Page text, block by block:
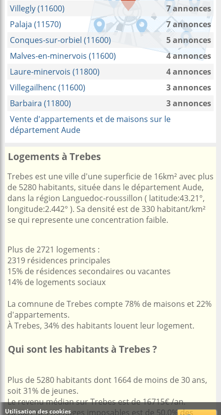
Villegly (11600)
7 annonces
Palaja (11570)
7 annonces
Conques-sur-orbiel (11600)
5 annonces
Malves-en-minervois (11600)
4 annonces
Laure-minervois (11800)
4 annonces
Villegailhenc (11600)
3 annonces
Barbaira (11800)
3 annonces
Vente d'appartements et de maisons sur le
département Aude
Logements à Trebes
Trebes est une ville d'une superficie de 16km² avec plus
de 5280 habitants, située dans le département Aude,
dans la région Languedoc-roussillon ( latitude:43.21°,
longitude:2.442° ). Sa densité est de 330 habitant/km²
se qui represente une concentration faible.
Plus de 2721 logements :
2319 résidences principales
15% de résidences secondaires ou vacantes
14% de logements sociaux
La comnune de Trebes compte 78% de maisons et 22%
d'appartements.
À Trebes, 34% des habitants louent leur logement.
Qui sont les habitants à Trebes ?
Plus de 5280 habitants dont 1664 de moins de 30 ans,
soit 31% de jeunes.
Le revenu médian sur Trebes est de 16715€ /an.
La part des ménages imposables est de 50.0% des
Utilisation des cookies